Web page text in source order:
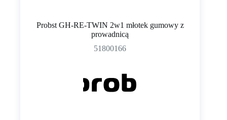
Probst GH-RE-TWIN 2w1 młotek gumowy z
prowadnicą
51800166